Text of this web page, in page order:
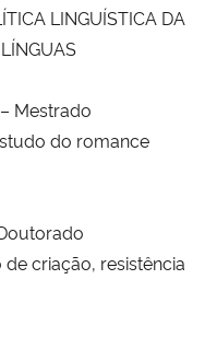
LINGUÍSTICA DA
– Mestrado
do romance
criação, resistência